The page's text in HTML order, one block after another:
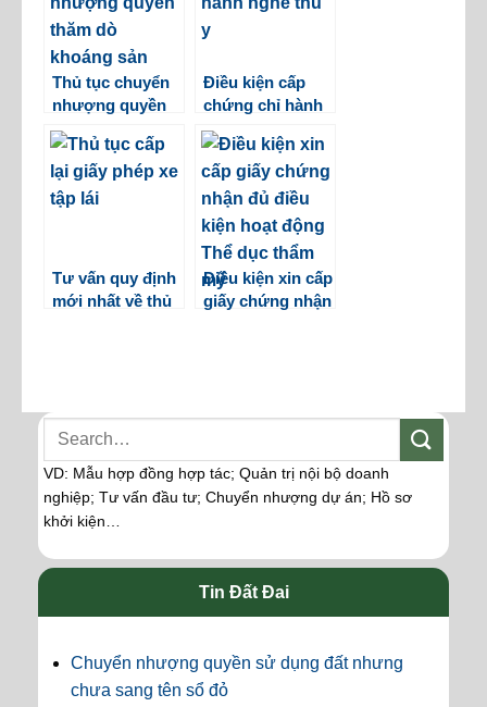
Thủ tục chuyển
nhượng quyền
thăm dò khoáng
sản
Điều kiện cấp
chứng chỉ hành
nghề thú y
Tư vấn quy định
mới nhất về thủ
Điều kiện xin cấp
giấy chứng nhận
VD: Mẫu hợp đồng hợp tác; Quản trị nội bộ doanh
nghiệp; Tư vấn đầu tư; Chuyển nhượng dự án; Hồ sơ
khởi kiện…
Tin Đất Đai
Chuyển nhượng quyền sử dụng đất nhưng
chưa sang tên sổ đỏ